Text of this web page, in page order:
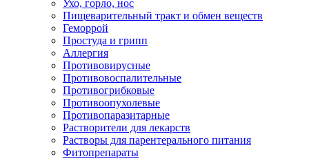
Ухо, горло, нос
Пищеварительный тракт и обмен веществ
Геморрой
Простуда и грипп
Аллергия
Противовирусные
Противовоспалительные
Противогрибковые
Противоопухолевые
Противопаразитарные
Растворители для лекарств
Растворы для парентерального питания
Фитопрепараты